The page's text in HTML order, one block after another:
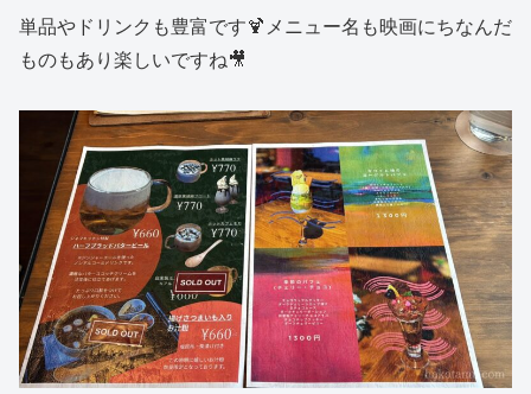
単品やドリンクも豊富です🍹メニュー名も映画にちなんだ
ものもあり楽しいですね🎥